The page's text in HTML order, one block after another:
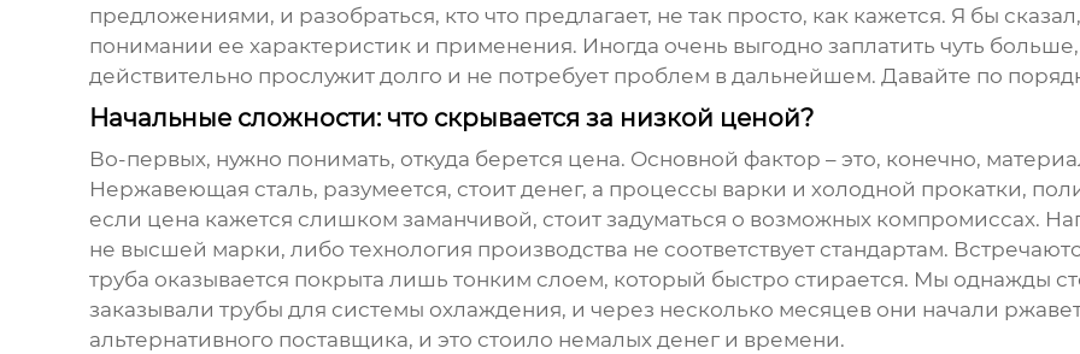
предложениями, и разобраться, кто что предлагает, не так просто, как кажется. Я бы
понимании ее характеристик и применения. Иногда очень выгодно заплатить чуть
действительно прослужит долго и не потребует проблем в дальнейшем. Давайте по
Начальные сложности: что скрывается за низкой ценой?
Во-первых, нужно понимать, откуда берется цена. Основной фактор – это, конечно,
Нержавеющая сталь, разумеется, стоит денег, а процессы варки и холодной прокатки,
если цена кажется слишком заманчивой, стоит задуматься о возможных компромиссах.
не высшей марки, либо технология производства не соответствует стандартам.
труба оказывается покрыта лишь тонким слоем, который быстро стирается. Мы однажды
заказывали трубы для системы охлаждения, и через несколько месяцев они начали
альтернативного поставщика, и это стоило немалых денег и времени.